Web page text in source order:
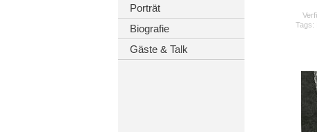
Porträt
Biografie
Gäste & Talk
Tags: